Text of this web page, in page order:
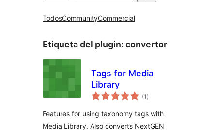
TodosCommunityCommercial
Etiqueta del plugin: convertor
Tags for Media
Library
(1 valoraciones
en
)
Features for using taxonomy tags with
Media Library. Also converts NextGEN